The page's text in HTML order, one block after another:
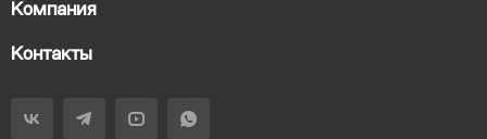
Компания
Контакты